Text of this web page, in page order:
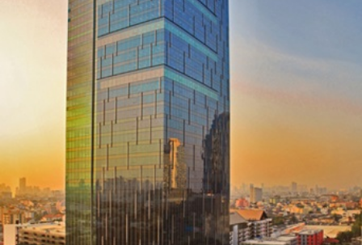
移
し
ま
す